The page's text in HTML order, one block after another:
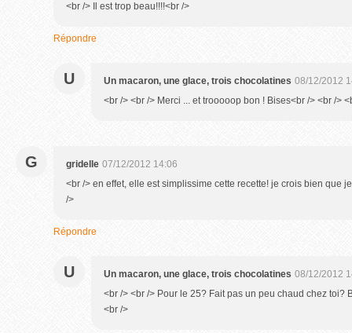
<br /> Il est trop beau!!!!<br />
Répondre
U Un macaron, une glace, trois chocolatines 08/12/2012
<br /> <br /> Merci ... et trooooop bon ! Bises<br /> <br />
G gridelle 07/12/2012 14:06
<br /> en effet, elle est simplissime cette recette! je crois bien que
/>
Répondre
U Un macaron, une glace, trois chocolatines 08/12/2012
<br /> <br /> Pour le 25? Fait pas un peu chaud chez toi?
<br />